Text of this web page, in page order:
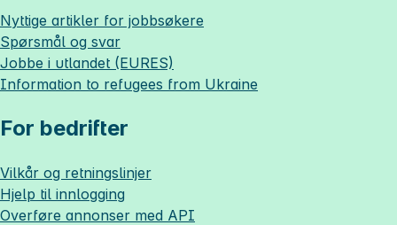
Nyttige artikler for jobbsøkere
Spørsmål og svar
Jobbe i utlandet (EURES)
Information to refugees from Ukraine
For bedrifter
Vilkår og retningslinjer
Hjelp til innlogging
Overføre annonser med API